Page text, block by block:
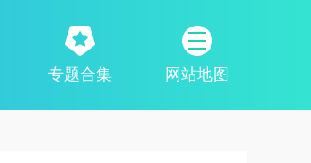
网站地图
专题合集